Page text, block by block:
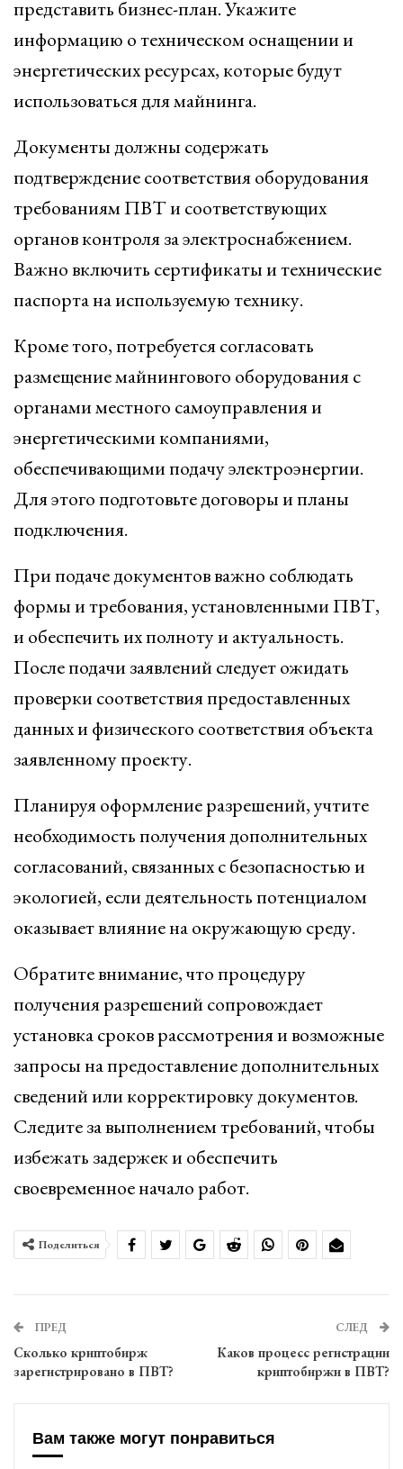
представить бизнес-план. Укажите
информацию о техническом оснащении и
энергетических ресурсах, которые будут
использоваться для майнинга.
Документы должны содержать
подтверждение соответствия оборудования
требованиям ПВТ и соответствующих
органов контроля за электроснабжением.
Важно включить сертификаты и технические
паспорта на используемую технику.
Кроме того, потребуется согласовать
размещение майнингового оборудования с
органами местного самоуправления и
энергетическими компаниями,
обеспечивающими подачу электроэнергии.
Для этого подготовьте договоры и планы
подключения.
При подаче документов важно соблюдать
формы и требования, установленными ПВТ,
и обеспечить их полноту и актуальность.
После подачи заявлений следует ожидать
проверки соответствия предоставленных
данных и физического соответствия объекта
заявленному проекту.
Планируя оформление разрешений, учтите
необходимость получения дополнительных
согласований, связанных с безопасностью и
экологией, если деятельность потенциалом
оказывает влияние на окружающую среду.
Обратите внимание, что процедуру
получения разрешений сопровождает
установка сроков рассмотрения и возможные
запросы на предоставление дополнительных
сведений или корректировку документов.
Следите за выполнением требований, чтобы
избежать задержек и обеспечить
своевременное начало работ.
Поделиться
ПРЕД
Сколько криптобирж
зарегистрировано в ПВТ?
СЛЕД
Каков процесс регистрации
криптобиржи в ПВТ?
Вам также могут понравиться